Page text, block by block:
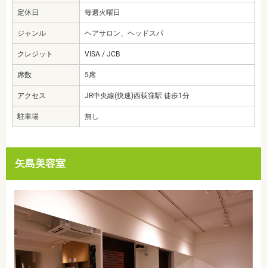
定休日 毎週火曜日
ジャンル ヘアサロン、ヘッドスパ
クレジット VISA / JCB
席数 5席
アクセス JR中央線(快速)西荻窪駅 徒歩1分
駐車場 無し
矢島美容室